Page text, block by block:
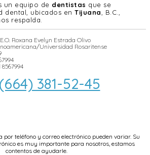
un equipo de dentistas que se
dental, ubicados en Tijuana , B.C.,
respalda.
Roxana Evelyn Estrada Olivo
Universidad Rosaritense
381-52-45
por teléfono y correo electrónico pueden variar. Su
es muy importante para nosotros, estamos
contentos de ayudarle.